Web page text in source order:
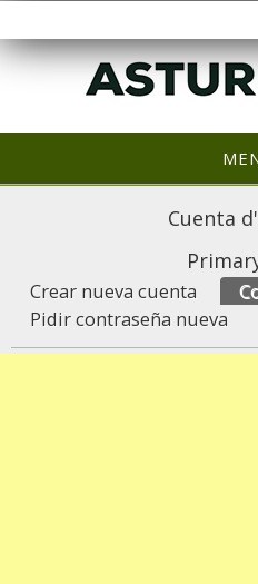
Cuenta
Crear nueva cuenta
Pidir contraseña nueva